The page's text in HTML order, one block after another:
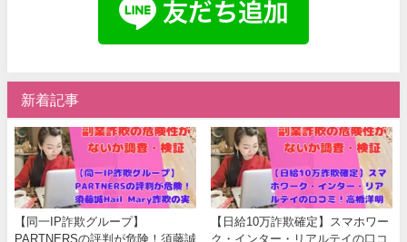
新着記事
【同一IP詐欺グループ】
PARTNERSの評判が危険！須藤誠
【日給10万詐欺確定】スマホワー
ク・インター・リアルテイの口コ